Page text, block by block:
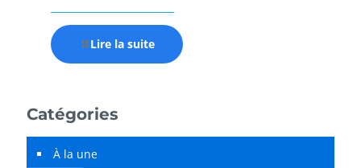
Lire la suite
Catégories
À la une